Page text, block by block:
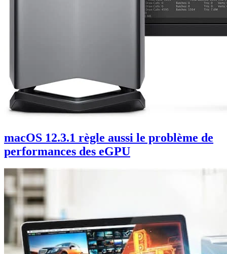
macOS 12.3.1 règle aussi le problème de
performances des eGPU